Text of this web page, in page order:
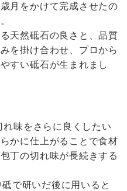
月をかけて完成させたの
天然砥石の良さと、品質
を掛け合わせ、プロから
すい砥石が生まれまし
味をさらに良くしたい
かに仕上がることで食材
丁の切れ味が長続きする
で研いだ後に用いると